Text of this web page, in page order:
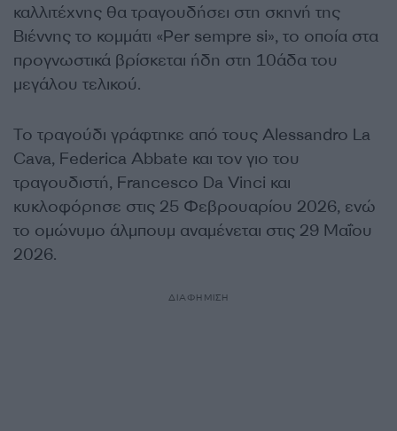
καλλιτέχνης θα τραγουδήσει στη σκηνή της
Βιέννης το κομμάτι «Per sempre si», το οποία στα
προγνωστικά βρίσκεται ήδη στη 10άδα του
μεγάλου τελικού.
Το τραγούδι γράφτηκε από τους Alessandro La
Cava, Federica Abbate και τον γιο του
τραγουδιστή, Francesco Da Vinci και
κυκλοφόρησε στις 25 Φεβρουαρίου 2026, ενώ
το ομώνυμο άλμπουμ αναμένεται στις 29 Μαΐου
2026.
ΔΙΑΦΗΜΙΣΗ